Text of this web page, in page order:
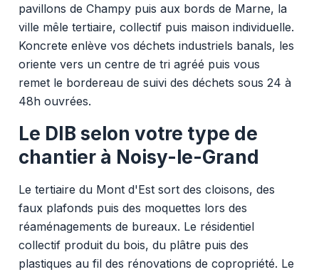
pavillons de Champy puis aux bords de Marne, la
ville mêle tertiaire, collectif puis maison individuelle.
Koncrete enlève vos déchets industriels banals, les
oriente vers un centre de tri agréé puis vous
remet le bordereau de suivi des déchets sous 24 à
48h ouvrées.
Le DIB selon votre type de
chantier à Noisy-le-Grand
Le tertiaire du Mont d'Est sort des cloisons, des
faux plafonds puis des moquettes lors des
réaménagements de bureaux. Le résidentiel
collectif produit du bois, du plâtre puis des
plastiques au fil des rénovations de copropriété. Le